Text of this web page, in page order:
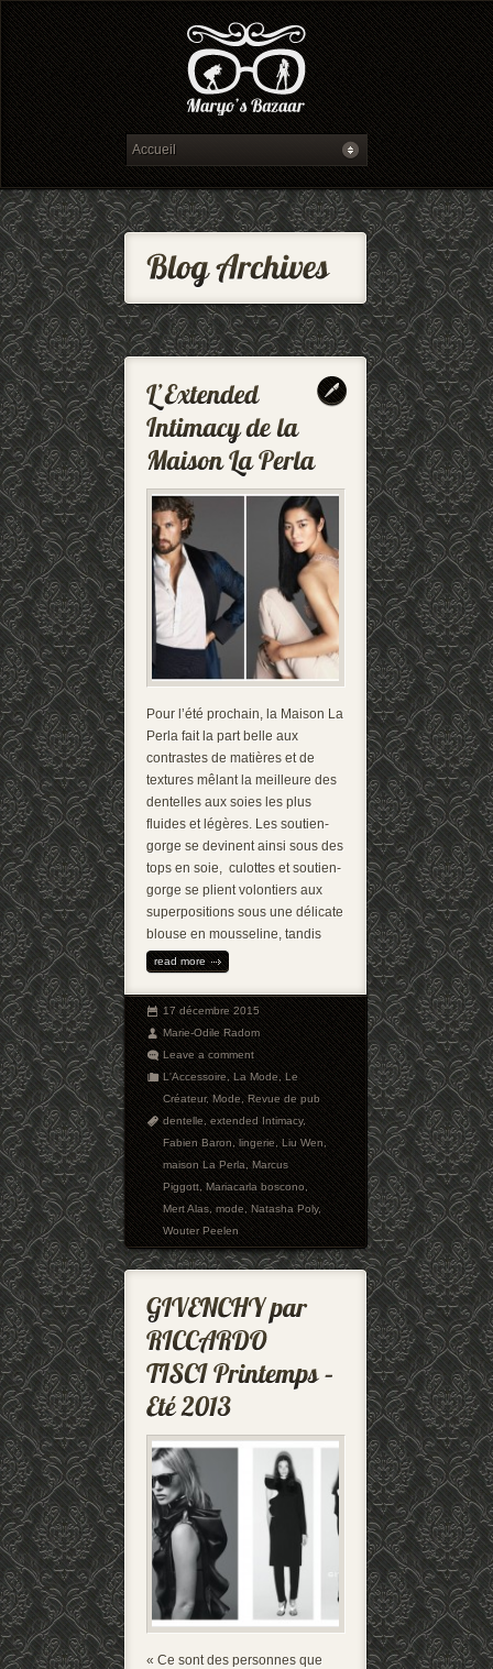
Pour l’été prochain, la Maison La
Perla fait la part belle aux
contrastes de matières et de
textures mêlant la meilleure des
dentelles aux soies les plus
fluides et légères. Les soutien-
gorge se devinent ainsi sous des
tops en soie, culottes et soutien-
gorge se plient volontiers aux
superpositions sous une délicate
blouse en mousseline, tandis
read more
17 décembre 2015
Marie-Odile Radom
Leave a comment
L'Accessoire,La Mode,Le
Créateur,Mode,Revue de pub
dentelle,extended Intimacy,
Fabien Baron,lingerie,Liu Wen,
maison La Perla,Marcus
Piggott,Mariacarla boscono,
Mert Alas,mode,Natasha Poly,
Wouter Peelen
« Ce sont des personnes que